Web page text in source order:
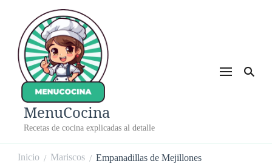
MenuCocina
Recetas de cocina explicadas al detalle
Inicio / Mariscos / Empanadillas de Mejillones